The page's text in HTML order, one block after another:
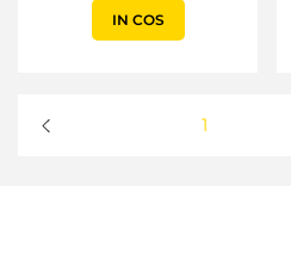
IN COS
1